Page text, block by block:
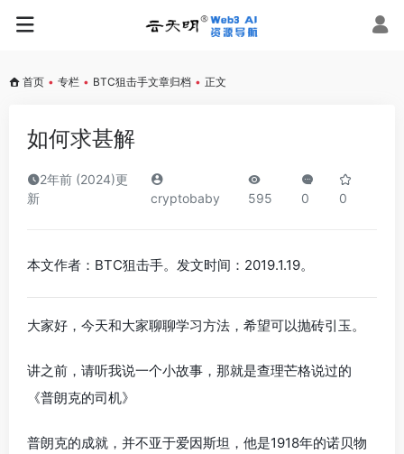
首页 • 专栏 • BTC狙击手文章归档 • 正文
如何求甚解
2年前 (2024)更
新
cryptobaby 595 0 0
本文作者：BTC狙击手。发文时间：2019.1.19。
大家好，今天和大家聊聊学习方法，希望可以抛砖引玉。
讲之前，请听我说一个小故事，那就是查理芒格说过的
《普朗克的司机》
普朗克的成就，并不亚于爱因斯坦，他是1918年的诺贝物